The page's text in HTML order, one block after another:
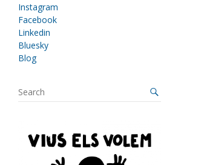
Instagram
Facebook
Linkedin
Bluesky
Blog
S
e